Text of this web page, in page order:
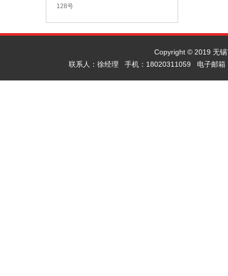
128号
Copyright © 2019 无
联系人：徐经理 手机：18020311059 电子邮